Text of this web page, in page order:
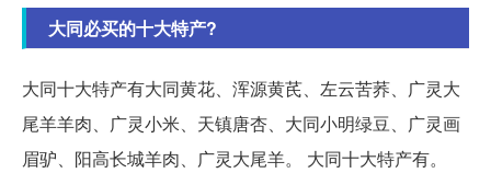
大同必买的十大特产?
大同十大特产有大同黄花、浑源黄芪、左云苦荞、广灵大
尾羊羊肉、广灵小米、天镇唐杏、大同小明绿豆、广灵画
眉驴、阳高长城羊肉、广灵大尾羊。 大同十大特产有。